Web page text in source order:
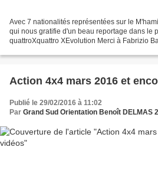
Avec 7 nationalités représentées sur le
qui nous gratifie d'un beau reportage dans le
quattroXquattro XEvolution Merci à Fabrizio
Action 4x4 mars 2016 et
Publié le 29/02/2016 à 11:02
Par Grand Sud Orientation Benoît DELMAS